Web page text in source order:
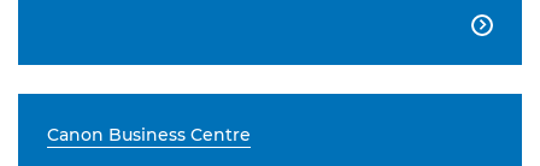

Canon Business Centre